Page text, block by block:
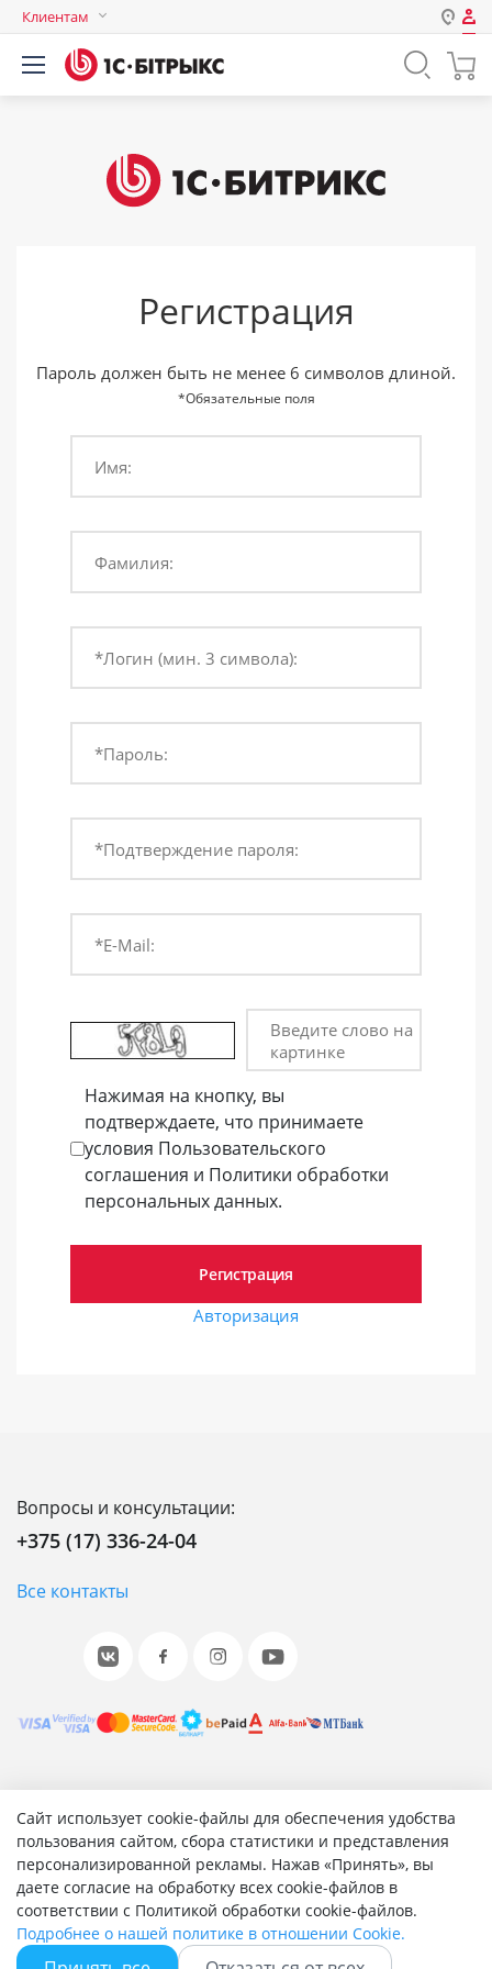
Сайт использует cookie-файлы для обеспечения удобства
пользования сайтом, сбора статистики и представления
персонализированной рекламы. Нажав «Принять», вы
даете согласие на обработку всех cookie-файлов в
соответствии с Политикой обработки cookie-файлов.
Подробнее о нашей политике в отношении Cookie.
Клиентам
Авторизация
Логин
Запомнить меня на этом
компьютере
Забыли свой пароль?
Регистрация
Пароль должен быть не менее 6 символов длиной.
*Обязательные поля
Имя:
Фамилия:
*Логин (мин. 3 символа):
*Пароль:
*Подтверждение пароля:
*E-Mail:
Введите слово на
картинке
Нажимая на кнопку, вы
подтверждаете, что принимаете
условия Пользовательского
соглашения и Политики обработки
персональных данных.
Авторизация
Вопросы и консультации:
+375 (17) 336-24-04
Все контакты
© 2001-2026 «Битрикс», «1С-Битрикс». Работает на 1С-
Битрикс: Управление сайтом.
Согласие на обработку персональных данных
Отзыв согласия на обработку персональных данных
Политика обработки персональных данных
Соглашение об использовании сайта